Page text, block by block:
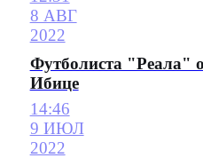
8 АВГ
2022
Футболиста "Реала"
Ибице
14:46
9 ИЮЛ
2022